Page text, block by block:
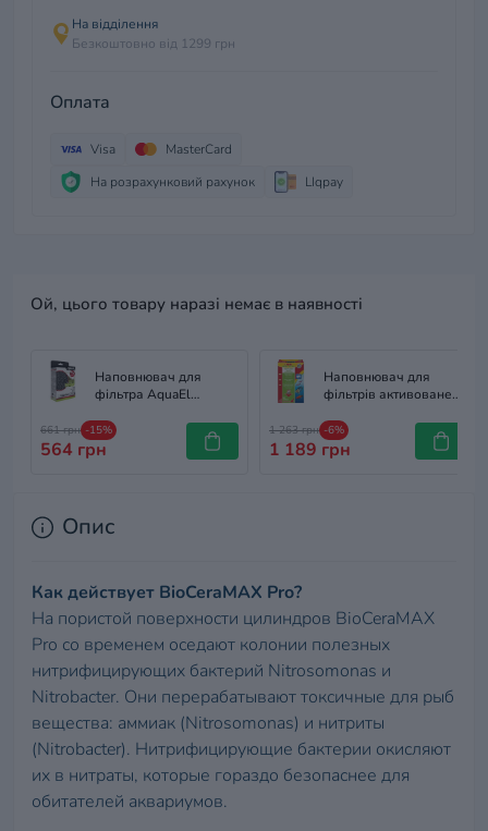
На відділення
Безкоштовно від 1299 грн
Оплата
Visa
MasterCard
На розрахунковий рахунок
LIqpay
Ой, цього товару наразі немає в наявності
Наповнювач для
фільтра AquaEl
661 грн -15%
564 грн
Наповнювач для
фільтрів активоване
carbon
1 263 грн -6%
1 189 грн
Опис
Как действует BioCeraMAX Pro?
На пористой поверхности цилиндров BioCeraMAX
Pro со временем оседают колонии полезных
нитрифицирующих бактерий Nitrosomonas и
Nitrobacter. Они перерабатывают токсичные для рыб
вещества: аммиак (Nitrosomonas) и нитриты
(Nitrobacter). Нитрифицирующие бактерии окисляют
их в нитраты, которые гораздо безопаснее для
обитателей аквариумов.